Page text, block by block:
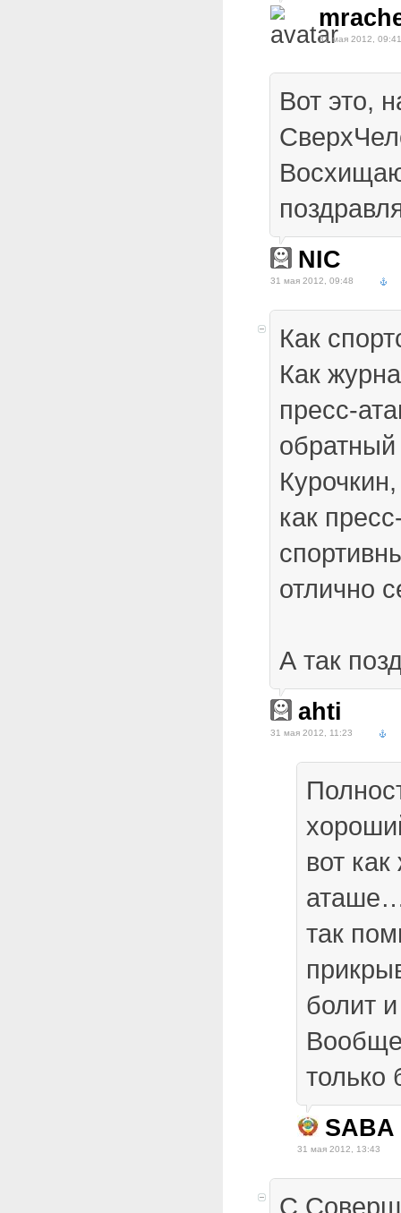
31 мая 2012, 09:41
Вот это,
NIC
31 мая 2012, 09:48
Как
Как
пресс-
как
отлично
А так
ahti
31 мая 2012, 11:23
вот
так
болит
только
SABA
31 мая 2012, 13:43
С